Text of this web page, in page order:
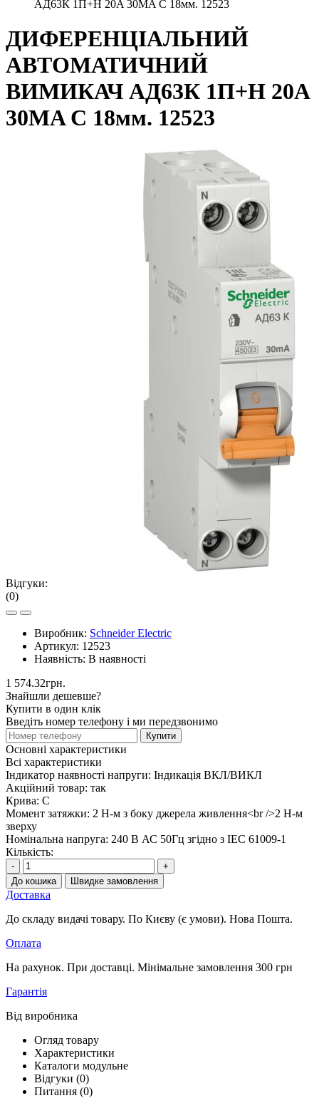
АД63К 1П+Н 20A 30MA C 18мм. 12523
ДИФЕРЕНЦІАЛЬНИЙ
АВТОМАТИЧНИЙ
ВИМИКАЧ АД63К 1П+Н 20A
30MA C 18мм. 12523
Відгуки:
(0)
Виробник: Schneider Electric
Артикул: 12523
Наявність: В наявності
1 574.32грн.
Знайшли дешевше?
Купити в один клік
Введіть номер телефону і ми передзвонимо
Купити
Основні характеристики
Всі характеристики
Індикатор наявності напруги: Індикація ВКЛ/ВИКЛ
Акційний товар: так
Крива: C
Момент затяжки: 2 Н-м з боку джерела живлення<br />2 Н-м
зверху
Номінальна напруга: 240 В АС 50Гц згідно з ІЕС 61009-1
Кількість:
-
+
До кошика
Швидке замовлення
Доставка
До складу видачі товару. По Києву (є умови). Нова Пошта.
Оплата
На рахунок. При доставці. Мінімальне замовлення 300 грн
Гарантія
Від виробника
Огляд товару
Характеристики
Каталоги модульне
Відгуки (0)
Питання (0)